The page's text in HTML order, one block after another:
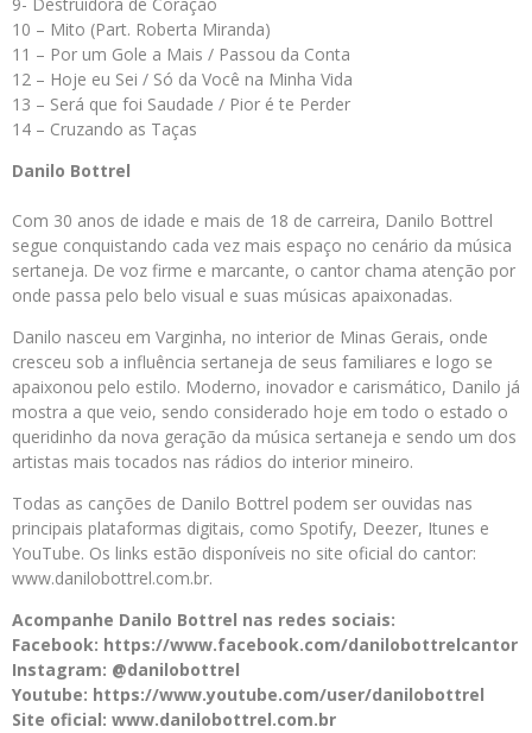
10 – Mito (Part. Roberta Miranda)
11 – Por um Gole a Mais / Passou da Conta
12 – Hoje eu Sei / Só da Você na Minha Vida
13 – Será que foi Saudade / Pior é te Perder
14 – Cruzando as Taças
Danilo Bottrel
Com 30 anos de idade e mais de 18 de carreira, Danilo Bottrel
segue conquistando cada vez mais espaço no cenário da música
sertaneja. De voz firme e marcante, o cantor chama atenção por
onde passa pelo belo visual e suas músicas apaixonadas.
Danilo nasceu em Varginha, no interior de Minas Gerais, onde
cresceu sob a influência sertaneja de seus familiares e logo se
apaixonou pelo estilo. Moderno, inovador e carismático, Danilo já
mostra a que veio, sendo considerado hoje em todo o estado o
queridinho da nova geração da música sertaneja e sendo um dos
artistas mais tocados nas rádios do interior mineiro.
Todas as canções de Danilo Bottrel podem ser ouvidas nas
principais plataformas digitais, como Spotify, Deezer, Itunes e
YouTube. Os links estão disponíveis no site oficial do cantor:
www.danilobottrel.com.br.
Acompanhe Danilo Bottrel nas redes sociais:
Facebook: https://www.facebook.com/danilobottrelcantor
Instagram: @danilobottrel
Youtube: https://www.youtube.com/user/danilobottrel
Site oficial: www.danilobottrel.com.br